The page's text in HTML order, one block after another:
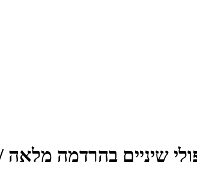
שיניים בהרדמה